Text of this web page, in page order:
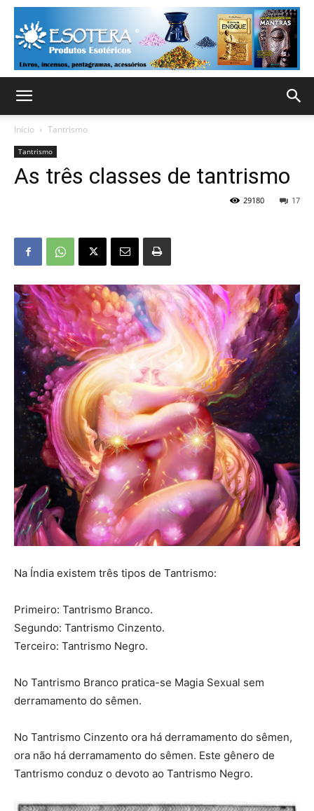
Início Tantrismo
Tantrismo
As três classes de tantrismo
17
29180
Na Índia existem três tipos de Tantrismo:
Primeiro: Tantrismo Branco.
Segundo: Tantrismo Cinzento.
Terceiro: Tantrismo Negro.
No Tantrismo Branco pratica-se Magia Sexual sem
derramamento do sêmen.
No Tantrismo Cinzento ora há derramamento do sêmen,
ora não há derramamento do sêmen. Este gênero de
Tantrismo conduz o devoto ao Tantrismo Negro.